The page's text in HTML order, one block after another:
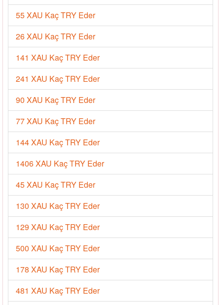
55 XAU Kaç TRY Eder
26 XAU Kaç TRY Eder
141 XAU Kaç TRY Eder
241 XAU Kaç TRY Eder
90 XAU Kaç TRY Eder
77 XAU Kaç TRY Eder
144 XAU Kaç TRY Eder
1406 XAU Kaç TRY Eder
45 XAU Kaç TRY Eder
130 XAU Kaç TRY Eder
129 XAU Kaç TRY Eder
500 XAU Kaç TRY Eder
178 XAU Kaç TRY Eder
481 XAU Kaç TRY Eder